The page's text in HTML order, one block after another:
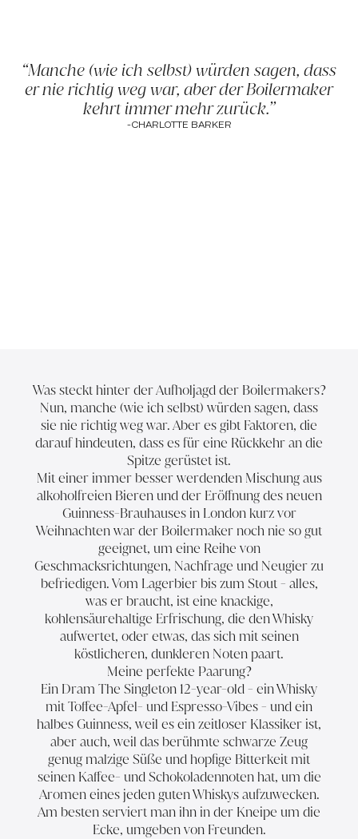
Manche (wie ich selbst) würden sagen, dass
er nie richtig weg war, aber der Boilermaker
kehrt immer mehr zurück.
-CHARLOTTE BARKER
Was steckt hinter der Aufholjagd der Boilermakers?
Nun, manche (wie ich selbst) würden sagen, dass
sie nie richtig weg war. Aber es gibt Faktoren, die
darauf hindeuten, dass es für eine Rückkehr an die
Spitze gerüstet ist.
Mit einer immer besser werdenden Mischung aus
alkoholfreien Bieren und der Eröffnung des neuen
Guinness-Brauhauses in London kurz vor
Weihnachten war der Boilermaker noch nie so gut
geeignet, um eine Reihe von
Geschmacksrichtungen, Nachfrage und Neugier zu
befriedigen. Vom Lagerbier bis zum Stout - alles,
was er braucht, ist eine knackige,
kohlensäurehaltige Erfrischung, die den Whisky
aufwertet, oder etwas, das sich mit seinen
köstlicheren, dunkleren Noten paart.
Meine perfekte Paarung?
Ein Dram The Singleton 12-year-old- ein Whisky
mit Toffee-Apfel- und Espresso-Vibes - und ein
halbes Guinness, weil es ein zeitloser Klassiker ist,
aber auch, weil das berühmte schwarze Zeug
genug malzige Süße und hopfige Bitterkeit mit
seinen Kaffee- und Schokoladennoten hat, um die
Aromen eines jeden guten Whiskys aufzuwecken.
Am besten serviert man ihn in der Kneipe um die
Ecke, umgeben von Freunden.